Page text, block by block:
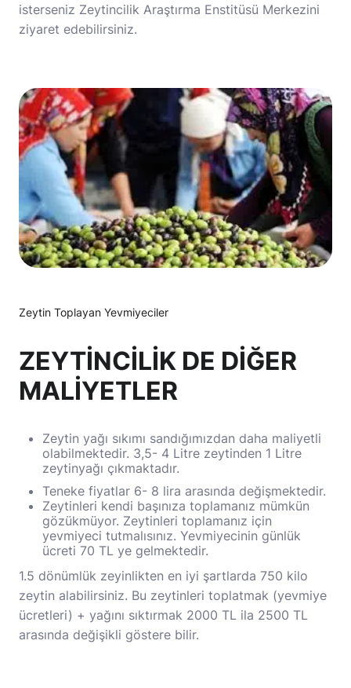
isterseniz Zeytincilik Araştırma Enstitüsü Merkezini
ziyaret edebilirsiniz.
Zeytin Toplayan Yevmiyeciler
ZEYTİNCİLİK DE DİĞER
MALİYETLER
Zeytin yağı sıkımı sandığımızdan daha maliyetli
olabilmektedir. 3,5- 4 Litre zeytinden 1 Litre
zeytinyağı çıkmaktadır.
Teneke fiyatlar 6- 8 lira arasında değişmektedir.
Zeytinleri kendi başınıza toplamanız mümkün
gözükmüyor. Zeytinleri toplamanız için
yevmiyeci tutmalısınız. Yevmiyecinin günlük
ücreti 70 TL ye gelmektedir.
1.5 dönümlük zeyinlikten en iyi şartlarda 750 kilo
zeytin alabilirsiniz. Bu zeytinleri toplatmak (yevmiye
ücretleri) + yağını sıktırmak 2000 TL ila 2500 TL
arasında değişikli göstere bilir.